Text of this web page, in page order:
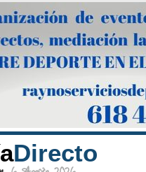
Directo